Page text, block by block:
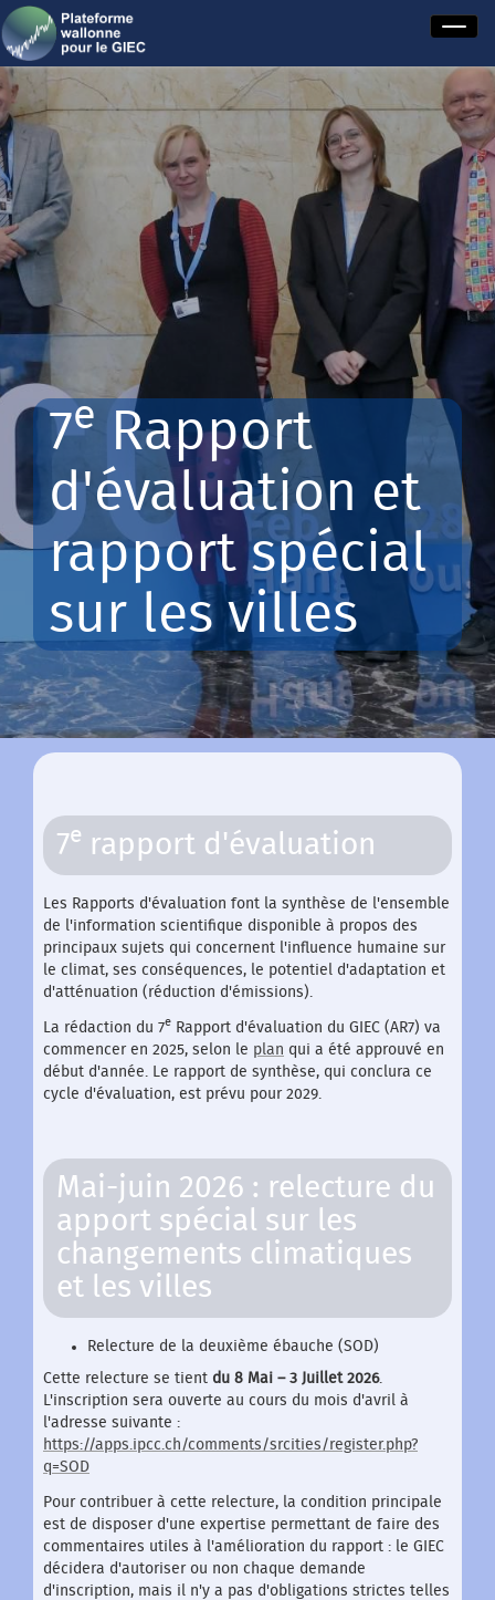
7e
Rapport
d'évaluation et
rapport spécial
sur les villes
7e rapport d'évaluation
Les Rapports d'évaluation font la synthèse de l'ensemble
de l'information scientifique disponible à propos des
principaux sujets qui concernent l'influence humaine sur
le climat, ses conséquences, le potentiel d'adaptation et
d'atténuation (réduction d'émissions).
La rédaction du 7e Rapport d'évaluation du GIEC (AR7) va
commencer en 2025, selon le plan qui a été approuvé en
début d'année. Le rapport de synthèse, qui conclura ce
cycle d'évaluation, est prévu pour 2029.
Mai-juin 2026 : relecture du
apport spécial sur les
changements climatiques
et les villes
Relecture de la deuxième ébauche (SOD)
Cette relecture se tient du 8 Mai – 3 Juillet 2026.
L'inscription sera ouverte au cours du mois d'avril à
l'adresse suivante :
https://apps.ipcc.ch/comments/srcities/register.php?
q=SOD
Pour contribuer à cette relecture, la condition principale
est de disposer d'une expertise permettant de faire des
commentaires utiles à l'amélioration du rapport : le GIEC
décidera d'autoriser ou non chaque demande
d'inscription, mais il n'y a pas d'obligations strictes telles